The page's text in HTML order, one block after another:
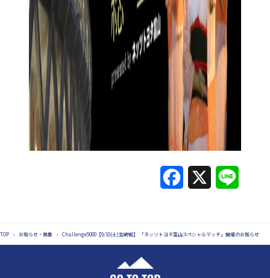
e
e
TOP › お知らせ・募集 › Challenge5000【9/10(土)宮崎戦】 「ネッツトヨタ富山スペシャルマッチ」開催のお知らせ